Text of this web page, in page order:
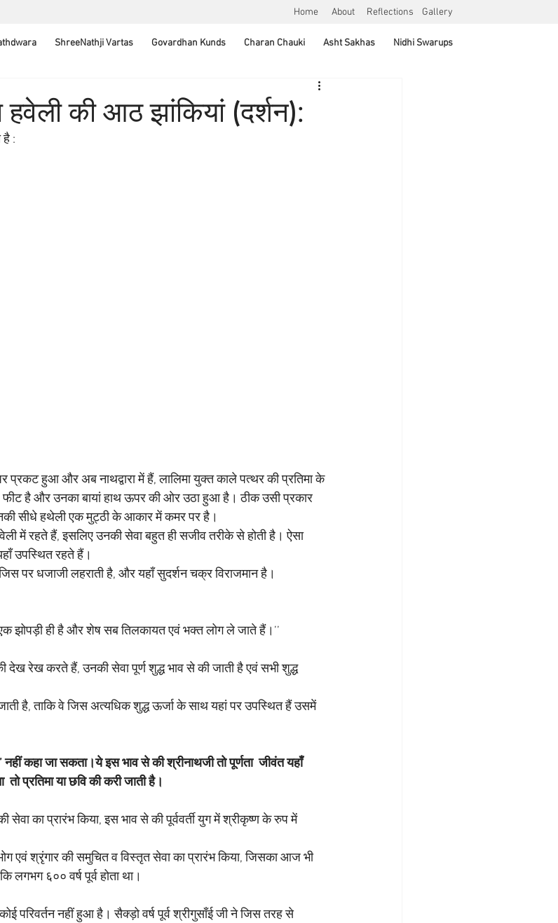
ShreeNathji Vartas Govardhan Kunds Charan Chauki Asht Sakhas Nidhi Swarups
Home About Gallery
Reflections
हवेली की आठ झांकियां (दर्शन):
:
प्रकट हुआ और अब नाथद्वारा में हैं, लालिमा युक्त काले पत्थर की प्रतिमा के
है और उनका बायां हाथ ऊपर की ओर उठा हुआ है। ठीक उसी प्रकार
सीधे हथेली एक मुट्ठी के आकार में कमर पर है।
में रहते हैं, इसलिए उनकी सेवा बहुत ही सजीव तरीके से होती है। ऐसा
उपस्थित रहते हैं।
पर धजाजी लहराती है, और यहाँ सुदर्शन चक्र विराजमान है।
एक झोपड़ी ही है और शेष सब तिलकायत एवं भक्त लोग ले जाते हैं।’’
रेख करते हैं, उनकी सेवा पूर्ण शुद्ध भाव से की जाती है एवं सभी शुद्ध
है, ताकि वे जिस अत्यधिक शुद्ध ऊर्जा के साथ यहां पर उपस्थित हैं उसमें
नहीं कहा जा सकता।ये इस भाव से की श्रीनाथजी तो पूर्णता  जीवंत यहाँ
तो प्रतिमा या छवि की करी जाती है।
सेवा का प्रारंभ किया, इस भाव से की पूर्ववर्ती युग में श्रीकृष्ण के रुप में
एवं श्रृंगार की समुचित व विस्तृत सेवा का प्रारंभ किया, जिसका आज भी
लगभग ६०० वर्ष पूर्व होता था।
नहीं हुआ है। सैक्ड़ो वर्ष पूर्व श्रीगुसाँई जी ने जिस तरह से